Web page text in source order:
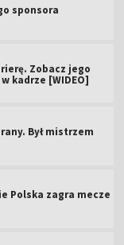
sponsora
Zobacz jego
kadrze [WIDEO]
Był mistrzem
Polska zagra mecze